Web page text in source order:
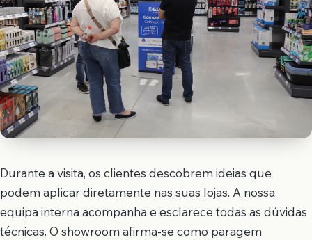
Durante a visita, os clientes descobrem ideias que
podem aplicar diretamente nas suas lojas. A nossa
equipa interna acompanha e esclarece todas as dúvidas
técnicas. O showroom afirma-se como paragem